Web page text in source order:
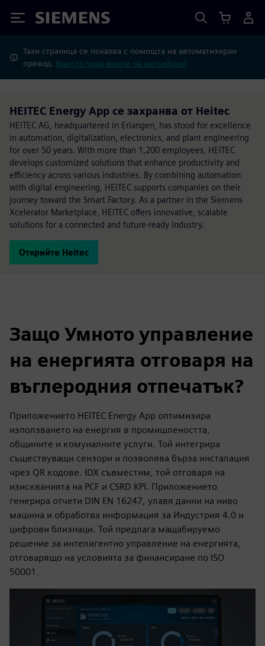
Siemens
Тази страница се показва с помощта на автоматизиран
превод. Вместо това вижте на английски?
HEITEC Energy App се захранва от Heitec
HEITEC AG, headquartered in Erlangen, has stood for excellence
in automation, digitalization, electronics, and plant engineering
for over 50 years. With more than 1,200 employees, HEITEC
develops customized solutions that enhance productivity and
efficiency across various industries. By combining automation
with digital engineering, HEITEC supports companies on their
journey toward the Smart Factory. As a partner in the Siemens
Xcelerator Marketplace, HEITEC offers innovative, scalable
solutions for a connected and future-ready industry.
Открийте Heitec
Защо Умното управление
на енергията отговаря на
въглеродния отпечатък?
Приложението HEITEC Energy App оптимизира
използването на енергия в промишлеността,
общините и комуналните услуги. Той интегрира
съществуващи сензори и позволява бърза инсталация
чрез QR кодове. IDX съвместим, той отговаря на
изискванията на PCF и CSRD KPI. Приложението
генерира отчети DIN EN 16247, улавя данни на ниво
машина и обработва информация за Индустрия 4.0 и
цифрови близнаци. Той предлага мащабируемо
решение за интелигентно управление на енергията,
отговарящо на условията за финансиране по ISO
50001.